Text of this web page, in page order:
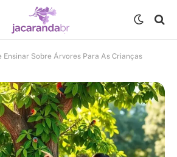
Ensinar Sobre Árvores Para As Crianças